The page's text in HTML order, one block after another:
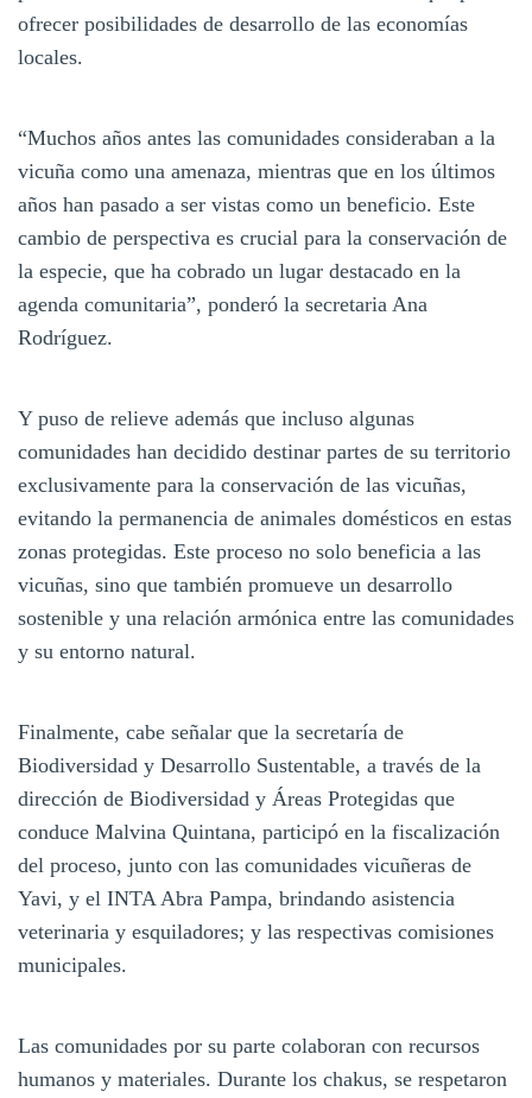
ofrecer posibilidades de desarrollo de las economías
locales.
“Muchos años antes las comunidades consideraban a la
vicuña como una amenaza, mientras que en los últimos
años han pasado a ser vistas como un beneficio. Este
cambio de perspectiva es crucial para la conservación de
la especie, que ha cobrado un lugar destacado en la
agenda comunitaria”, ponderó la secretaria Ana
Rodríguez.
Y puso de relieve además que incluso algunas
comunidades han decidido destinar partes de su territorio
exclusivamente para la conservación de las vicuñas,
evitando la permanencia de animales domésticos en estas
zonas protegidas. Este proceso no solo beneficia a las
vicuñas, sino que también promueve un desarrollo
sostenible y una relación armónica entre las comunidades
y su entorno natural.
Finalmente, cabe señalar que la secretaría de
Biodiversidad y Desarrollo Sustentable, a través de la
dirección de Biodiversidad y Áreas Protegidas que
conduce Malvina Quintana, participó en la fiscalización
del proceso, junto con las comunidades vicuñeras de
Yavi, y el INTA Abra Pampa, brindando asistencia
veterinaria y esquiladores; y las respectivas comisiones
municipales.
Las comunidades por su parte colaboran con recursos
humanos y materiales. Durante los chakus, se respetaron